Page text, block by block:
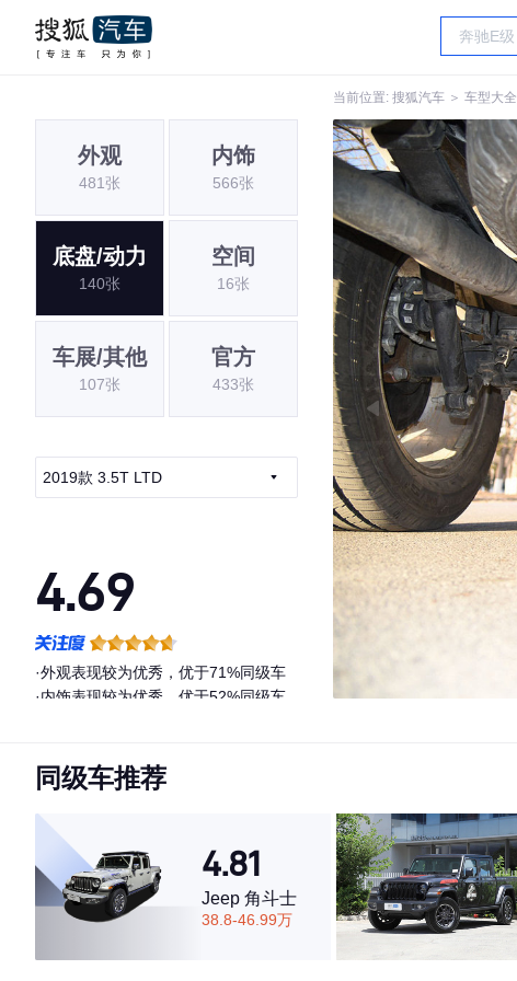
当前位置: 搜狐汽车 ＞ 车型大全
外观
481张
内饰
566张
底盘/动力
140张
空间
16张
车展/其他
107张
官方
433张
2019款 3.5T LTD
4.69
·外观表现较为优秀，优于71%同级车
·内饰表现较为优秀，优于52%同级车
同级车推荐
4.81
Jeep 角斗士
38.8-46.99万